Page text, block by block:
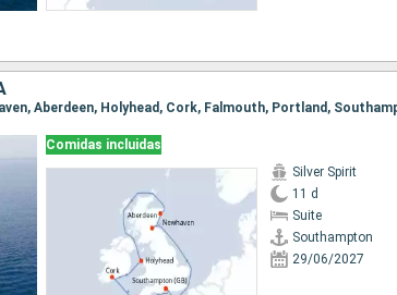
Comidas incluidas
Silver Spirit
11 d
Suite
Southampton
29/06/2027